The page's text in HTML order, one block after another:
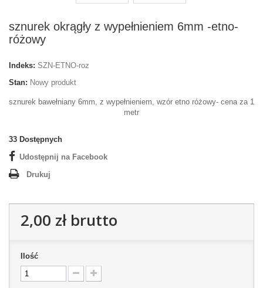
sznurek okrągły z wypełnieniem 6mm -etno-
różowy
Indeks: SZN-ETNO-roz
Stan: Nowy produkt
sznurek bawełniany 6mm, z wypełnieniem, wzór etno różowy- cena za 1
metr
33 Dostępnych
Udostępnij na Facebook
Drukuj
2,00 złbrutto
Ilość